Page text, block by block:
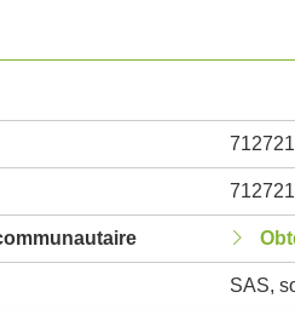
SAS,